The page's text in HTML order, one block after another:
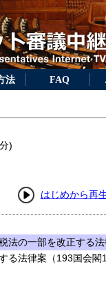
法 FAQ
)
はじめから再
法の一部を改正する
る法律案（193国会閣